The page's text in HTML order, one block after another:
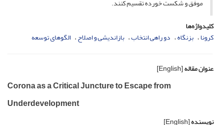
موفق و شکست خورده تقسیم کنند.
کلیدواژه‌ها
کرونا بزنگاه دو راهی انتخاب بازاندیشی و اصلاح الگوهای توسعه
عنوان مقاله[English]
Corona as a Critical Juncture to Escape from
Underdevelopment
نویسنده[English]